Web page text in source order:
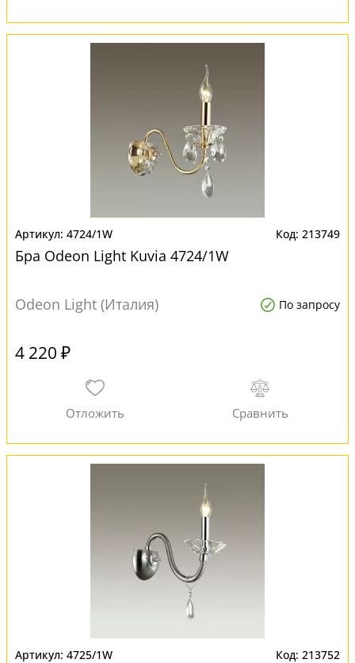
4724/1W 213749
Бра Odeon Light Kuvia 4724/1W
Odeon Light (Италия) По запросу
4 220 ₽
4725/1W 213752